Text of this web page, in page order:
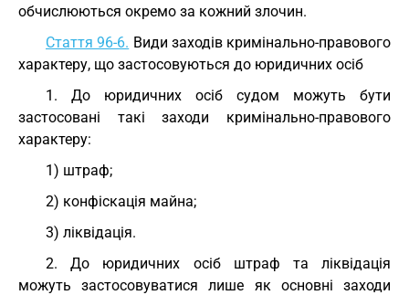
обчислюються окремо за кожний злочин.
Стаття 96-6. Види заходів кримінально-правового
характеру, що застосовуються до юридичних осіб
1. До юридичних осіб судом можуть бути
застосовані такі заходи кримінально-правового
характеру:
1) штраф;
2) конфіскація майна;
3) ліквідація.
2. До юридичних осіб штраф та ліквідація
можуть застосовуватися лише як основні заходи